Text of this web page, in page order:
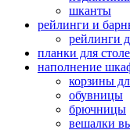
шканты
рейлинги и
рейлинги
планки для
наполнение
корзины
обувницы
брючницы
вешалки